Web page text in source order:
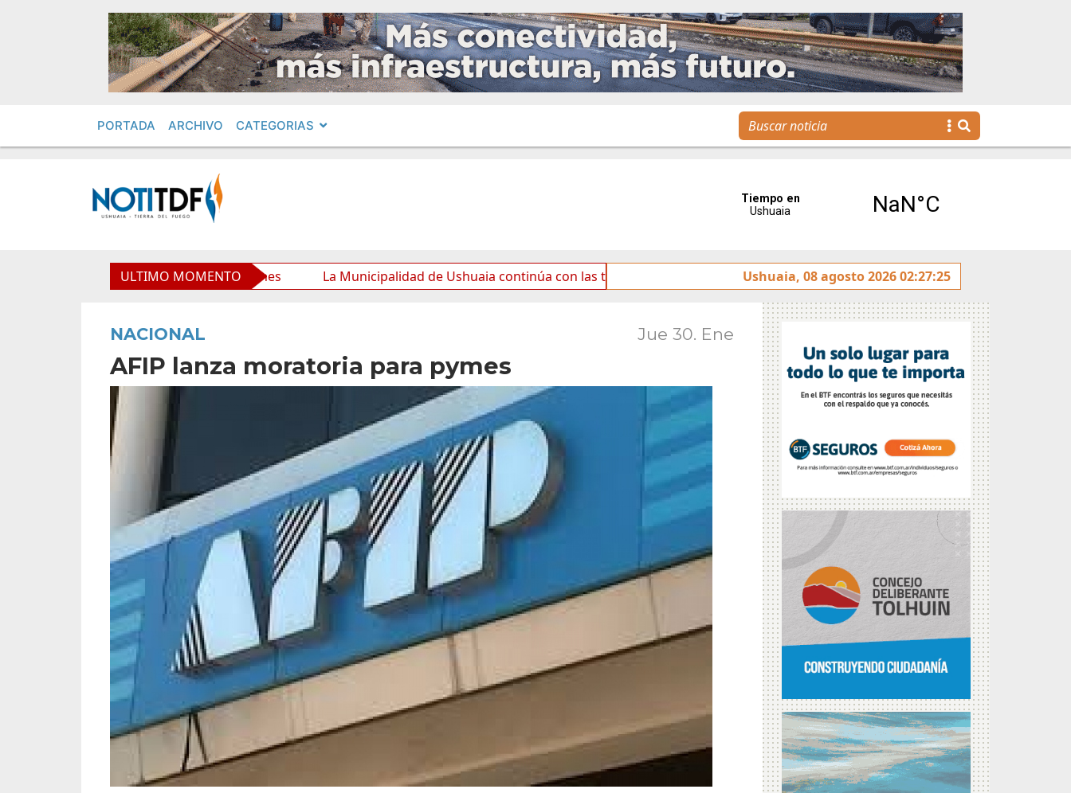
PORTADA ARCHIVO CATEGORIAS
ULTIMO MOMENTO
y mejora sus prestaciones La Municipalidad de Ushuaia continúa con las tareas de mantenimiento y rotulado sobre la avenida Héroes de Malvinas
Ushuaia, 08 agosto 2026 02:27:25
NACIONAL Jue 30. Ene
AFIP lanza moratoria para pymes